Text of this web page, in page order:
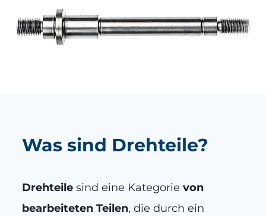
Was sind Drehteile?
Drehteile sind eine Kategorie von
bearbeiteten Teilen, die durch ein